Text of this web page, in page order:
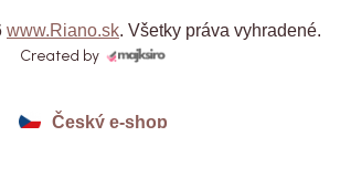
www.Riano.sk. Všetky práva vyhradené.
Created by
Český e-shop